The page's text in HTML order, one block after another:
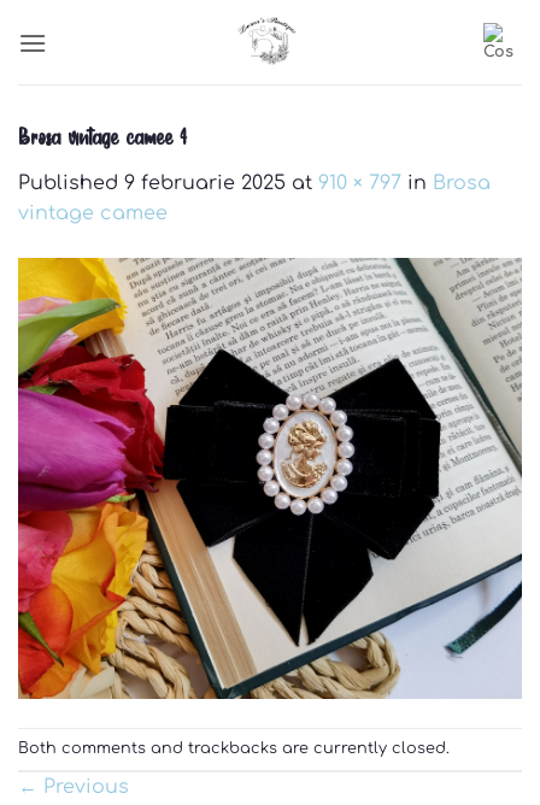
Brosa vintage camee 4
Published 9 februarie 2025 at 910 × 797 in Brosa
vintage camee
Both comments and trackbacks are currently closed.
←
Previous